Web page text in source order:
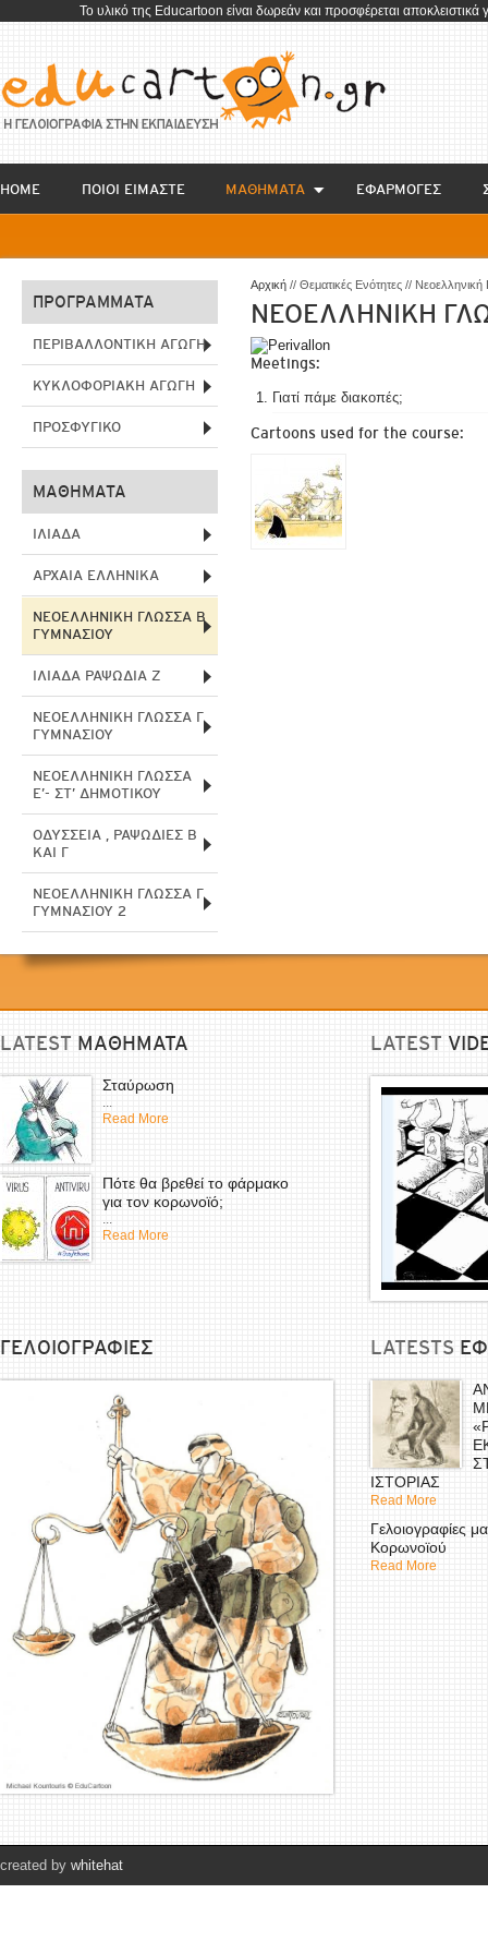
To υλικό της Educartoon είναι δωρεάν και προσφέρεται
HOME ΠΟΙΟΙ ΕΙΜΑΣΤΕ ΜΑΘΗΜΑΤΑ EΦΑΡΜΟΓΕΣ
ΠΡΟΓΡΑΜΜΑΤΑ
ΠΕΡΙΒΑΛΛΟΝΤΙΚΗ ΑΓΩΓΗ
ΚΥΚΛΟΦΟΡΙΑΚΗ ΑΓΩΓΗ
ΠΡΟΣΦΥΓΙΚΟ
ΜΑΘΗΜΑΤΑ
ΙΛΙΑΔΑ
ΑΡΧΑΙΑ ΕΛΛΗΝΙΚΑ
ΝΕΟΕΛΛΗΝΙΚΗ ΓΛΩΣΣΑ Β
ΓΥΜΝΑΣΙΟΥ
ΙΛΙΑΔΑ ΡΑΨΩΔΙΑ Ζ
ΝΕΟΕΛΛΗΝΙΚΗ ΓΛΩΣΣΑ Γ
ΓΥΜΝΑΣΙΟΥ
ΝΕΟΕΛΛΗΝΙΚΗ ΓΛΩΣΣΑ
Ε’- ΣΤ’ ΔΗΜΟΤΙΚΟΥ
ΟΔΥΣΣΕΙΑ , ΡΑΨΩΔΙΕΣ Β
ΚΑΙ Γ
ΝΕΟΕΛΛΗΝΙΚΗ ΓΛΩΣΣΑ Γ
ΓΥΜΝΑΣΙΟΥ 2
Αρχική // Θεματικές Ενότητες //
ΝΕΟΕΛΛΗΝΙΚΗ
Meetings:
Γιατί πάμε διακοπές;
Cartoons used for the course:
LATEST ΜΑΘΗΜΑΤΑ
Σταύρωση
...
Read More
Πότε θα βρεθεί το φάρμακο
για τον κορωνοϊό;
...
Read More
LATEST
ΓΕΛΟΙΟΓΡΑΦΙΕΣ LATESTS
ΙΣΤΟΡΙΑΣ
Read More
Γελοιογραφίες
Κορωνοϊού
Read More
created by whitehat